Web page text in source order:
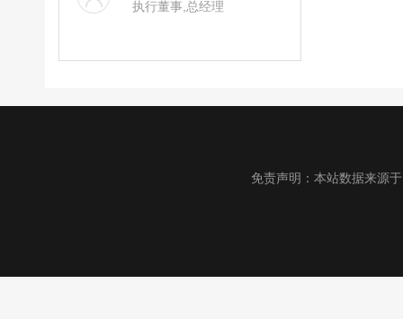
执行董事,总经理
免责声明：本站数据来源